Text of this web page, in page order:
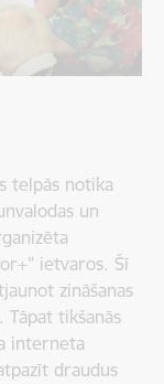
telpās notika
un
ietvaros. Šī
zināšanas
tikšanās
interneta
draudus